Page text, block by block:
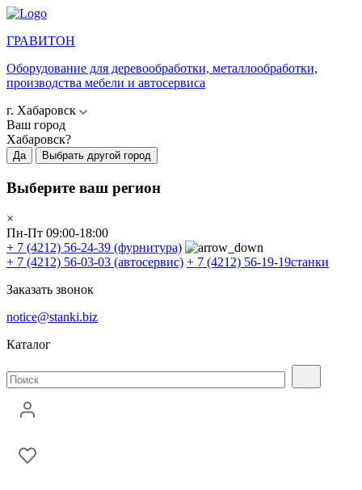
ГРАВИТОН
Оборудование для деревообработки, металлообработки,
производства мебели и автосервиса
г. Хабаровск
Ваш город
Хабаровск?
Да Выбрать другой город
Выберите ваш регион
×
Пн-Пт 09:00-18:00
+ 7 (4212) 56-24-39 (фурнитура)
+ 7 (4212) 56-03-03 (автосервис) + 7 (4212) 56-19-19станки
Заказать звонок
notice@stanki.biz
Каталог